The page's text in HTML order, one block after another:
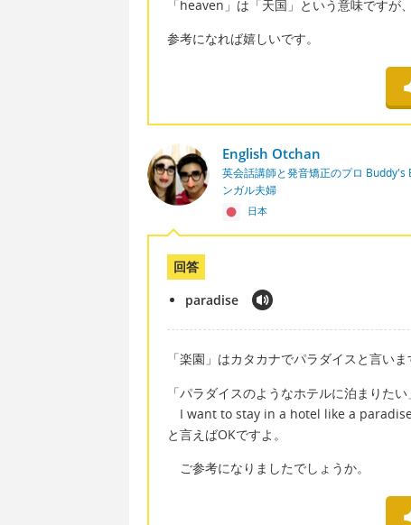
「heaven」は「天国」という意味ですが
参考になれば嬉しいです。
English Otchan
英会話講師と発音矯正のプロ Buddy's
ンガル夫婦
日本
回答
paradise
「楽園」はカタカナでパラダイスと言い
「パラダイスのようなホテルに泊まりたい
I want to stay in a hotel like a
と言えばOKですよ。
ご参考になりましたでしょうか。